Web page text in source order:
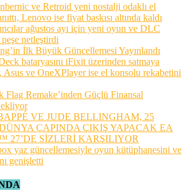
ve Retroid yeni nostalji odaklı el
Lenovo ise fiyat baskısı altında kaldı
ağustos ayı için yeni oyun ve DLC
netleştirdi
İlk Büyük Güncellemesi Yayınlandı
bataryasını iFixit üzerinden satmaya
Asus ve OneXPlayer ise el konsolu rekabetini
Flag Remake’inden Güçlü Finansal
VE JUDE BELLINGHAM, 25
ÇAPINDA ÇIKIŞ YAPACAK EA
27’DE SİZLERİ KARŞILIYOR
yaz güncellemesiyle oyun kütüphanesini ve
genişletti